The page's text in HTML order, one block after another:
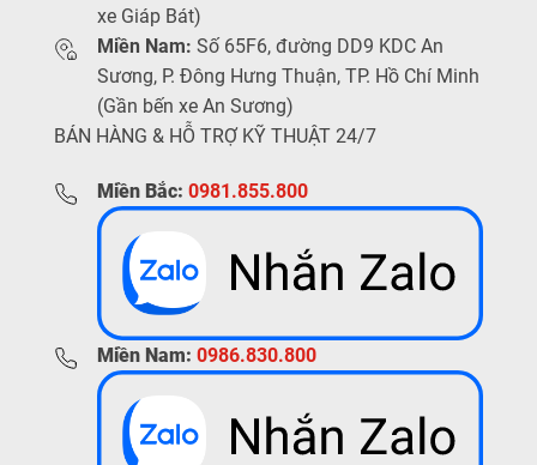
xe Giáp Bát)
Miền Nam: Số 65F6, đường DD9 KDC An
Sương, P. Đông Hưng Thuận, TP. Hồ Chí Minh
(Gần bến xe An Sương)
BÁN HÀNG & HỖ TRỢ KỸ THUẬT 24/7
Miền Bắc: 0981.855.800
Miền Nam: 0986.830.800